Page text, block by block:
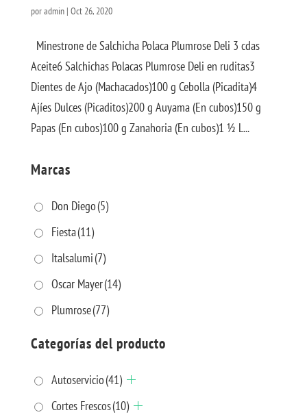
poradmin| Oct 26, 2020
Minestrone de Salchicha Polaca Plumrose Deli 3 cdas
Aceite6 Salchichas Polacas Plumrose Deli en ruditas3
Dientes de Ajo (Machacados)100 g Cebolla (Picadita)4
Ajíes Dulces (Picaditos)200 g Auyama (En cubos)150 g
Papas (En cubos)100 g Zanahoria (En cubos)1 ½ L...
Marcas
Don Diego(5)
Fiesta(11)
Italsalumi(7)
Oscar Mayer(14)
Plumrose(77)
Categorías del producto
Autoservicio(41)
Cortes Frescos(10)